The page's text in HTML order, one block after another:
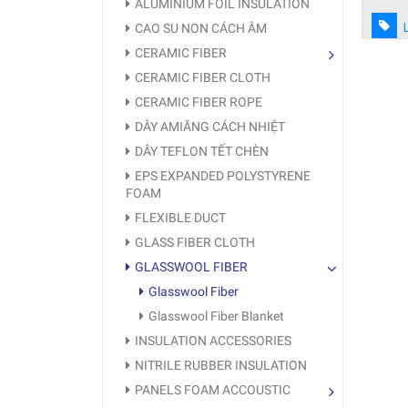
ALUMINIUM FOIL INSULATION
CAO SU NON CÁCH ÂM
CERAMIC FIBER
CERAMIC FIBER CLOTH
CERAMIC FIBER ROPE
DÂY AMIĂNG CÁCH NHIỆT
DÂY TEFLON TẾT CHÈN
EPS EXPANDED POLYSTYRENE
FOAM
FLEXIBLE DUCT
GLASS FIBER CLOTH
GLASSWOOL FIBER
Glasswool Fiber
Glasswool Fiber Blanket
INSULATION ACCESSORIES
NITRILE RUBBER INSULATION
PANELS FOAM ACCOUSTIC